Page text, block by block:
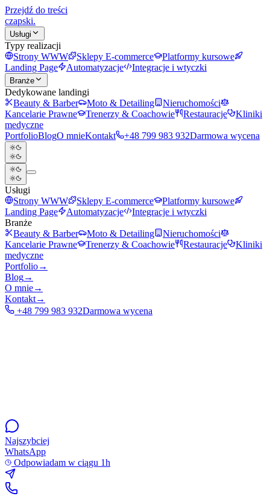
Przejdź do treści
czapski.
Usługi
Typy realizacji
Strony WWW
Sklepy E-commerce
Platformy kursowe
Landing Page
Automatyzacje Integracje i wtyczki
Branże
Dedykowane landingi
Beauty & Barber
Moto & Detailing
Nieruchomości
Kancelarie Prawne
Trenerzy & Coachowie Restauracje
Kliniki
medyczne
PortfolioBlogO mnieKontakt +48 799 983 932Darmowa wycena
Usługi
Strony WWW
Sklepy E-commerce
Platformy kursowe
Landing Page
Automatyzacje
Integracje i wtyczki
Branże
Beauty & Barber
Moto & Detailing
Nieruchomości
Kancelarie Prawne
Trenerzy & Coachowie Restauracje
Kliniki
medyczne
Portfolio→
Blog→
O mnie→
Kontakt→
+48 799 983 932Darmowa wycena
Najszybciej
WhatsApp
Odpowiadam w ciągu 1h